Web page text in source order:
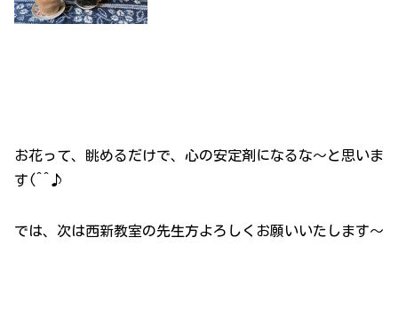
お花って、眺めるだけで、心の安定剤になるな～と思いま
す(^^♪
では、次は西新教室の先生方よろしくお願いいたします～